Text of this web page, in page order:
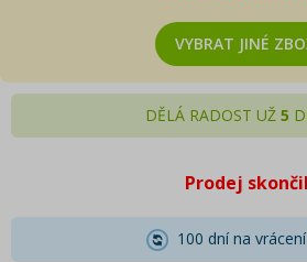
VYBRAT JINÉ
DĚLÁ RADOST UŽ 5
Prodej skončil
100 dní na